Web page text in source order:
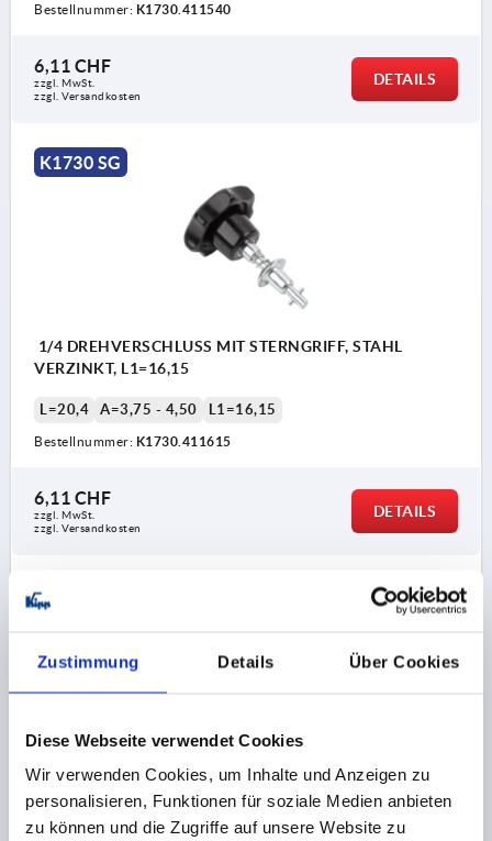
Zustimmung Details Über Cookies
Diese Webseite verwendet Cookies
Wir verwenden Cookies, um Inhalte und Anzeigen zu
personalisieren, Funktionen für soziale Medien anbieten
zu können und die Zugriffe auf unsere Website zu
Bestellnummer: K1730.411540
6,11 CHF
zzgl. MwSt.
zzgl. Versandkosten
DETAILS
K1730 SG
1/4 DREHVERSCHLUSS MIT STERNGRIFF, STAHL
VERZINKT, L1=16,15
L=20,4 A=3,75 - 4,50 L1=16,15
Bestellnummer: K1730.411615
6,11 CHF
zzgl. MwSt.
zzgl. Versandkosten
DETAILS
K1730 SG
1/4 DREHVERSCHLUSS MIT STERNGRIFF, STAHL
VERZINKT, L1=16,9